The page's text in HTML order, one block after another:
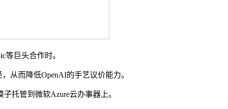
巨头合作时。
而降低OpenAI的手艺议价能力。
托管到微软Azure云办事器上。